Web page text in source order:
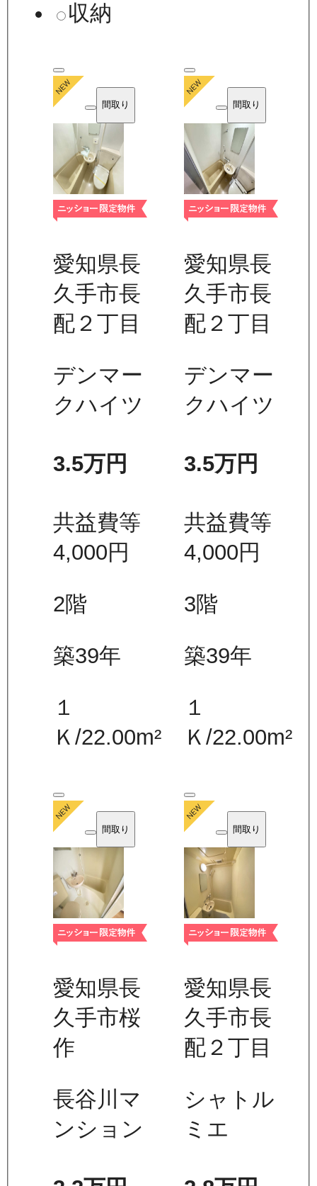
収納
間取り
愛知県長
久手市長
配２丁目
デンマー
クハイツ
3.5万円
共益費等
4,000円
2階
築39年
１
Ｋ/22.00m²
間取り
愛知県長
久手市長
配２丁目
デンマー
クハイツ
3.5万円
共益費等
4,000円
3階
築39年
１
Ｋ /22.00m²
間取り
愛知県長
久手市桜
作
長谷川マ
ンション
間取り
愛知県長
久手市長
配２丁目
シャトル
ミエ